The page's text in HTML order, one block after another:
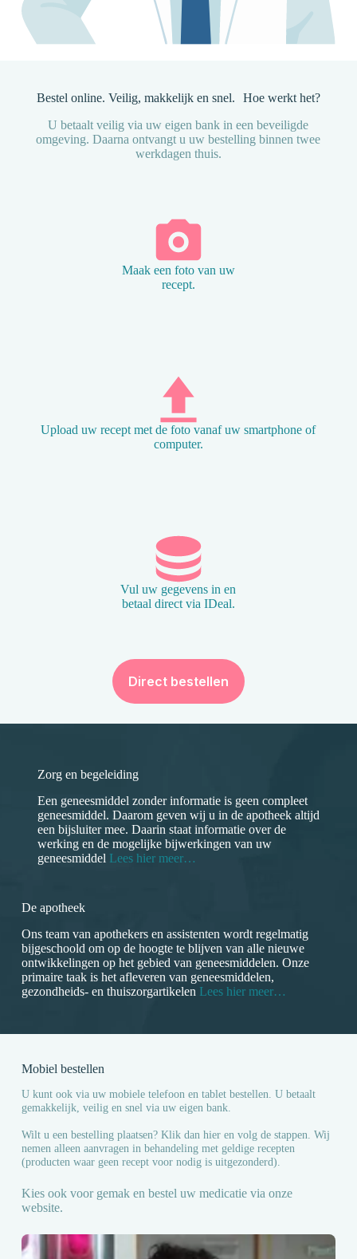
Bestel online. Veilig, makkelijk en snel. Hoe werkt het?
U betaalt veilig via uw eigen bank in een beveiligde
omgeving. Daarna ontvangt u uw bestelling binnen twee
werkdagen thuis.
Maak een foto van uw
recept.
Upload uw recept met de foto vanaf uw smartphone of
computer.
Vul uw gegevens in en
betaal direct via IDeal.
Direct bestellen
Zorg en begeleiding
Een geneesmiddel zonder informatie is geen compleet
geneesmiddel. Daarom geven wij u in de apotheek altijd
een bijsluiter mee. Daarin staat informatie over de
werking en de mogelijke bijwerkingen van uw
geneesmiddel Lees hier meer…
De apotheek
Ons team van apothekers en assistenten wordt regelmatig
bijgeschoold om op de hoogte te blijven van alle nieuwe
ontwikkelingen op het gebied van geneesmiddelen. Onze
primaire taak is het afleveren van geneesmiddelen,
gezondheids- en thuiszorgartikelen Lees hier meer…
Mobiel bestellen
U kunt ook via uw mobiele telefoon en tablet bestellen. U betaalt
gemakkelijk, veilig en snel via uw eigen bank.
Wilt u een bestelling plaatsen? Klik dan hier en volg de stappen. Wij
nemen alleen aanvragen in behandeling met geldige recepten
(producten waar geen recept voor nodig is uitgezonderd).
Kies ook voor gemak en bestel uw medicatie via onze
website.